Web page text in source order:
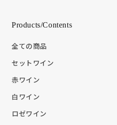
Products/Contents
全ての商品
セットワイン
赤ワイン
白ワイン
ロゼワイン